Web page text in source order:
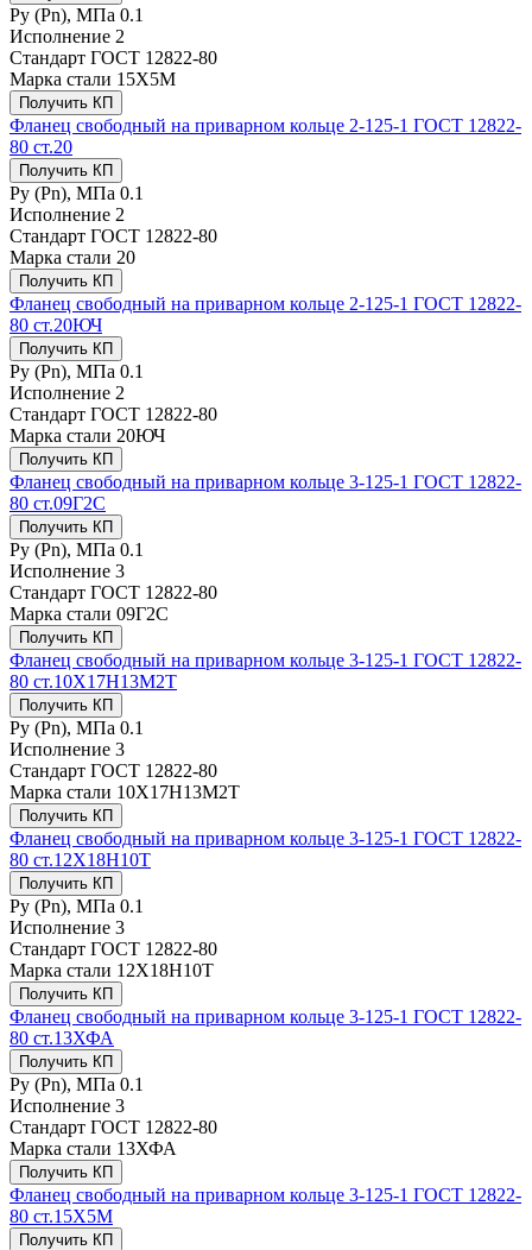
Ру (Рn), МПа 0.1
Исполнение 2
Стандарт ГОСТ 12822-80
Марка стали 15Х5М
Получить КП
Фланец свободный на приварном кольце 2-125-1 ГОСТ 12822-
80 ст.20
Получить КП
Ру (Рn), МПа 0.1
Исполнение 2
Стандарт ГОСТ 12822-80
Марка стали 20
Получить КП
Фланец свободный на приварном кольце 2-125-1 ГОСТ 12822-
80 ст.20ЮЧ
Получить КП
Ру (Рn), МПа 0.1
Исполнение 2
Стандарт ГОСТ 12822-80
Марка стали 20ЮЧ
Получить КП
Фланец свободный на приварном кольце 3-125-1 ГОСТ 12822-
80 ст.09Г2С
Получить КП
Ру (Рn), МПа 0.1
Исполнение 3
Стандарт ГОСТ 12822-80
Марка стали 09Г2С
Получить КП
Фланец свободный на приварном кольце 3-125-1 ГОСТ 12822-
80 ст.10Х17Н13М2Т
Получить КП
Ру (Рn), МПа 0.1
Исполнение 3
Стандарт ГОСТ 12822-80
Марка стали 10Х17Н13М2Т
Получить КП
Фланец свободный на приварном кольце 3-125-1 ГОСТ 12822-
80 ст.12Х18Н10Т
Получить КП
Ру (Рn), МПа 0.1
Исполнение 3
Стандарт ГОСТ 12822-80
Марка стали 12Х18Н10Т
Получить КП
Фланец свободный на приварном кольце 3-125-1 ГОСТ 12822-
80 ст.13ХФА
Получить КП
Ру (Рn), МПа 0.1
Исполнение 3
Стандарт ГОСТ 12822-80
Марка стали 13ХФА
Получить КП
Фланец свободный на приварном кольце 3-125-1 ГОСТ 12822-
80 ст.15Х5М
Получить КП